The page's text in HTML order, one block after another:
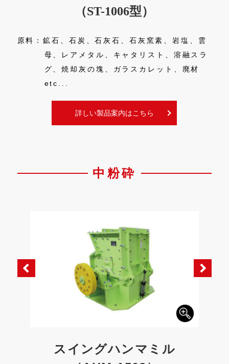
（ST-1006型）
原料：鉱石、石炭、石灰石、石灰窯素、岩塩、雲
母、レアメタル、キャタリスト、溶融スラ
グ、焼却灰の塊、ガラスカレット、廃材
etc...
詳しい製品案内はこちら
中粉砕
スイングハンマミル